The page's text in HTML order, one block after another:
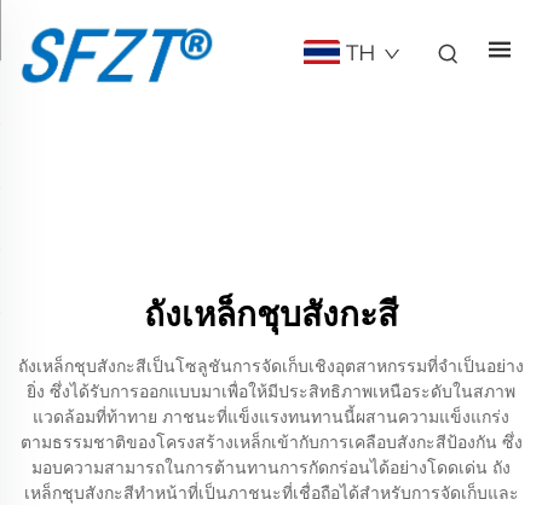
TH
ถังเหล็กชุบสังกะสี
ถังเหล็กชุบสังกะสีเป็นโซลูชันการจัดเก็บเชิงอุตสาหกรรมที่จำเป็นอย่าง
ยิ่ง ซึ่งได้รับการออกแบบมาเพื่อให้มีประสิทธิภาพเหนือระดับในสภาพ
แวดล้อมที่ท้าทาย ภาชนะที่แข็งแรงทนทานนี้ผสานความแข็งแกร่ง
ตามธรรมชาติของโครงสร้างเหล็กเข้ากับการเคลือบสังกะสีป้องกัน ซึ่ง
มอบความสามารถในการต้านทานการกัดกร่อนได้อย่างโดดเด่น ถัง
เหล็กชุบสังกะสีทำหน้าที่เป็นภาชนะที่เชื่อถือได้สำหรับการจัดเก็บและ